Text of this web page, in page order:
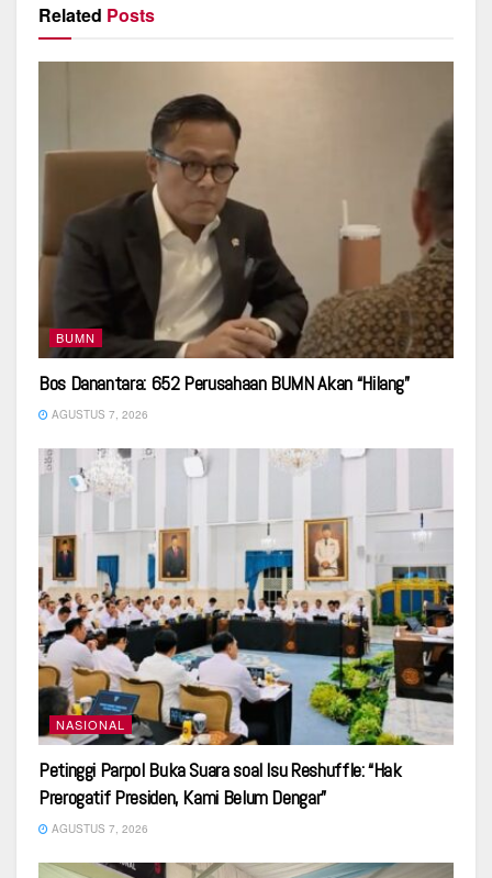
Related Posts
BUMN
Bos Danantara: 652 Perusahaan BUMN Akan “Hilang”
AGUSTUS 7, 2026
NASIONAL
Petinggi Parpol Buka Suara soal Isu Reshuffle: “Hak
Prerogatif Presiden, Kami Belum Dengar”
AGUSTUS 7, 2026